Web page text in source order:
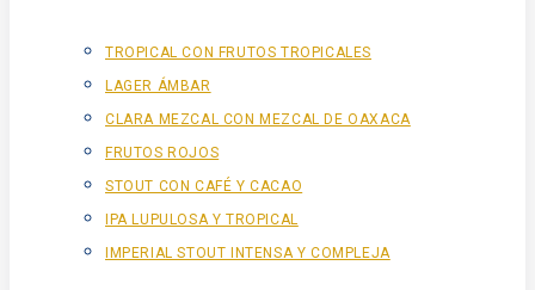
TROPICAL CON FRUTOS TROPICALES
LAGER ÁMBAR
CLARA MEZCAL CON MEZCAL DE OAXACA
FRUTOS ROJOS
STOUT CON CAFÉ Y CACAO
IPA LUPULOSA Y TROPICAL
IMPERIAL STOUT INTENSA Y COMPLEJA